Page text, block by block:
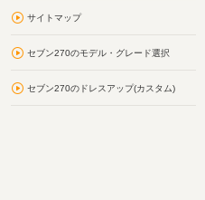
サイトマップ
セブン270のモデル・グレード選択
セブン270のドレスアップ(カスタム)